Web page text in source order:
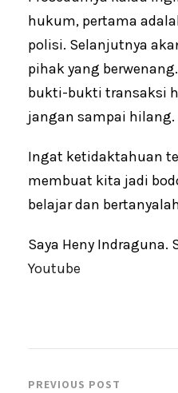
hukum, pertama
polisi. Selanjutnya
pihak yang
bukti-bukti transaksi
jangan sampai hilang.
Ingat ketidaktahuan
membuat kita jadi
belajar dan
Saya Heny Indraguna.
Youtube
PREVIOUS POST